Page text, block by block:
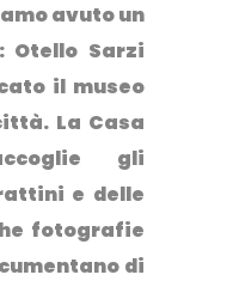
avuto un
Otello Sarzi
il museo
La Casa
gli
e delle
fotografie
di